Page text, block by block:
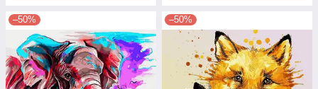
–50% –50%